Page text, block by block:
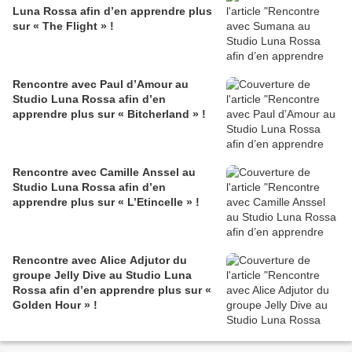
Luna Rossa afin d’en apprendre plus
sur « The Flight » !
Rencontre avec Paul d’Amour au
Studio Luna Rossa afin d’en
apprendre plus sur « Bitcherland » !
Rencontre avec Camille Anssel au
Studio Luna Rossa afin d’en
apprendre plus sur « L’Etincelle » !
Rencontre avec Alice Adjutor du
groupe Jelly Dive au Studio Luna
Rossa afin d’en apprendre plus sur «
Golden Hour » !